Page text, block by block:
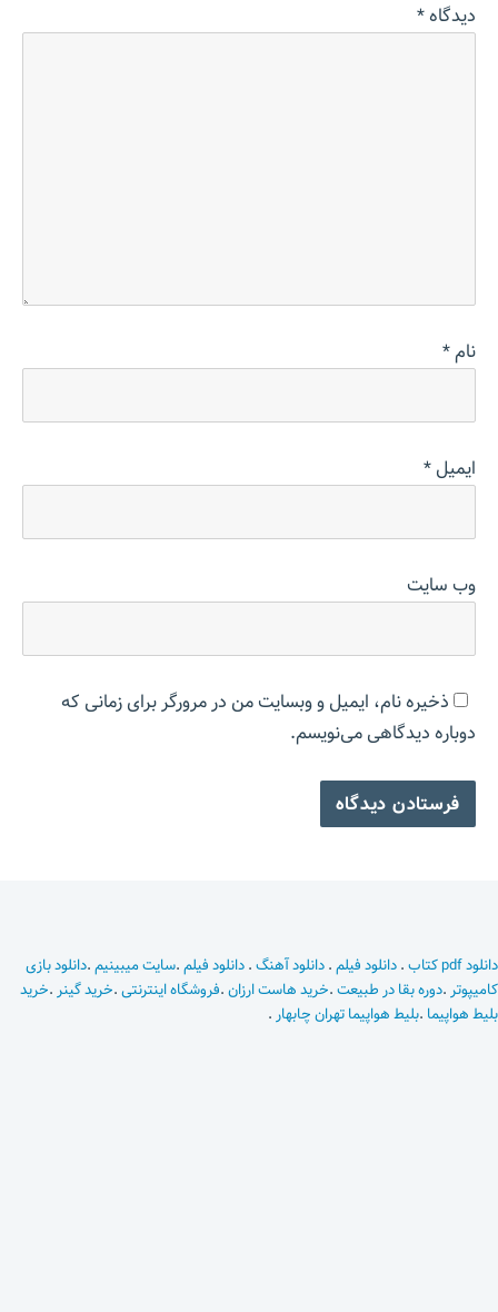
دیدگاه*
نام*
ایمیل*
وب‌ سایت
ذخیره نام، ایمیل و وبسایت من در مرورگر برای زمانی که
دوباره دیدگاهی می‌نویسم.
دانلود pdf کتاب .دانلود فیلم.دانلود آهنگ.دانلود فیلم.سایت میبینیم.دانلود بازی
کامیپوتر .دوره بقا در طبیعت.خرید هاست ارزان.فروشگاه اینترنتی.خرید گینر .خرید
بلیط هواپیما .بلیط هواپیما تهران چابهار .